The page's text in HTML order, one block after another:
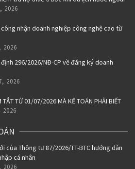
2026
nhận doanh nghiệp công nghệ cao từ
2026
296/2026/NĐ-CP về đăng ký doanh
2026
TẮT TỪ 01/07/2026 MÀ KẾ TOÁN PHẢI BIẾT
2026
của Thông tư 87/2026/TT-BTC hướng dẫn
cá nhân
2026